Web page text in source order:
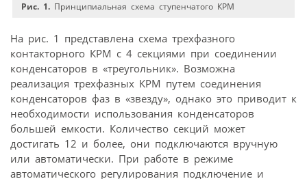
Рис. 1. Принципиальная схема ступенчатого КРМ
На рис. 1 представлена схема трехфазного
контакторного КРМ с 4 секциями при соединении
конденсаторов в «треугольник». Возможна
реализация трехфазных КРМ путем соединения
конденсаторов фаз в «звезду», однако это приводит к
необходимости использования конденсаторов
большей емкости. Количество секций может
достигать 12 и более, они подключаются вручную
или автоматически. При работе в режиме
автоматического регулирования подключение и